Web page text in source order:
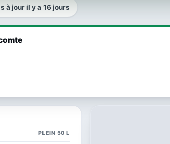
à jour il y a 16 jours
PLEIN 50 L